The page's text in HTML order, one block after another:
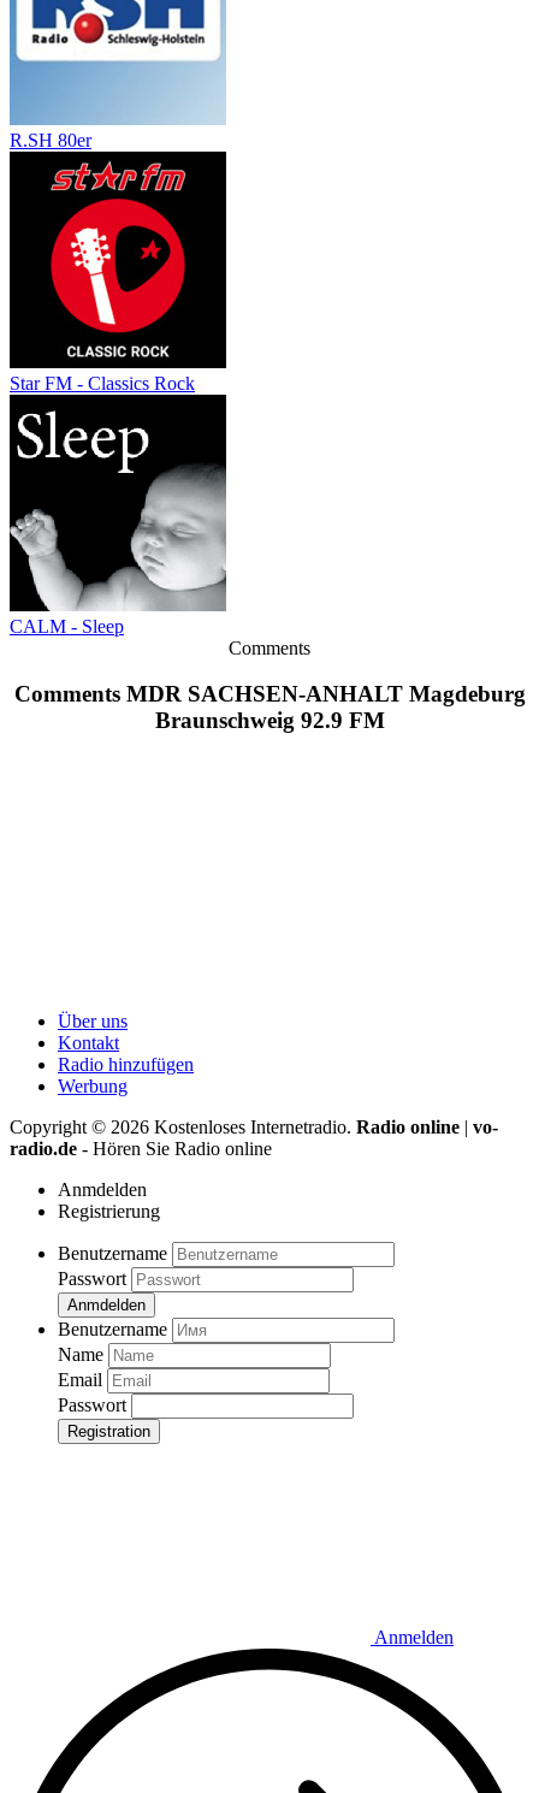
R.SH 80er
Star FM - Classics Rock
CALM - Sleep
Comments
Comments MDR SACHSEN-ANHALT Magdeburg
Braunschweig 92.9 FM
Über uns
Kontakt
Radio hinzufügen
Werbung
Copyright © 2026 Kostenloses Internetradio. Radio online | vo-
radio.de - Hören Sie Radio online
Anmdelden
Registrierung
Benutzername
Passwort
Anmdelden
Benutzername
Name
Email
Passwort
Registration
Anmelden